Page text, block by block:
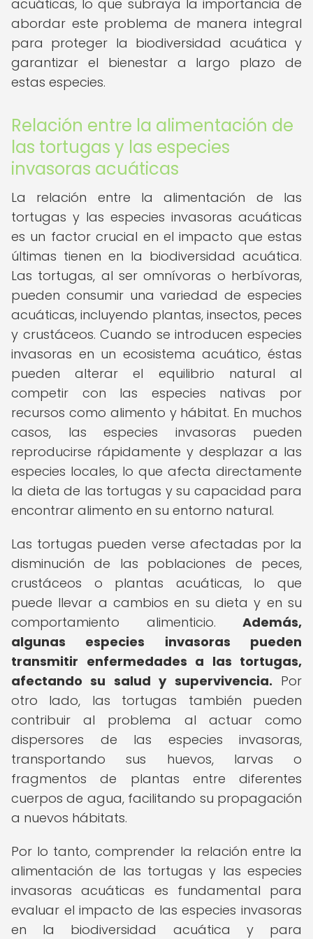
acuáticas, lo que subraya la importancia de
abordar este problema de manera integral
para proteger la biodiversidad acuática y
garantizar el bienestar a largo plazo de
estas especies.
Relación entre la alimentación de
las tortugas y las especies
invasoras acuáticas
La relación entre la alimentación de las
tortugas y las especies invasoras acuáticas
es un factor crucial en el impacto que estas
últimas tienen en la biodiversidad acuática.
Las tortugas, al ser omnívoras o herbívoras,
pueden consumir una variedad de especies
acuáticas, incluyendo plantas, insectos, peces
y crustáceos. Cuando se introducen especies
invasoras en un ecosistema acuático, éstas
pueden alterar el equilibrio natural al
competir con las especies nativas por
recursos como alimento y hábitat. En muchos
casos, las especies invasoras pueden
reproducirse rápidamente y desplazar a las
especies locales, lo que afecta directamente
la dieta de las tortugas y su capacidad para
encontrar alimento en su entorno natural.
Las tortugas pueden verse afectadas por la
disminución de las poblaciones de peces,
crustáceos o plantas acuáticas, lo que
puede llevar a cambios en su dieta y en su
comportamiento alimenticio. Además,
algunas especies invasoras pueden
transmitir enfermedades a las tortugas,
afectando su salud y supervivencia. Por
otro lado, las tortugas también pueden
contribuir al problema al actuar como
dispersores de las especies invasoras,
transportando sus huevos, larvas o
fragmentos de plantas entre diferentes
cuerpos de agua, facilitando su propagación
a nuevos hábitats.
Por lo tanto, comprender la relación entre la
alimentación de las tortugas y las especies
invasoras acuáticas es fundamental para
evaluar el impacto de las especies invasoras
en la biodiversidad acuática y para